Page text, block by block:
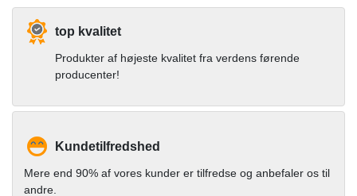
top kvalitet
Produkter af højeste kvalitet fra verdens førende
producenter!
Kundetilfredshed
Mere end 90% af vores kunder er tilfredse og anbefaler os til
andre.